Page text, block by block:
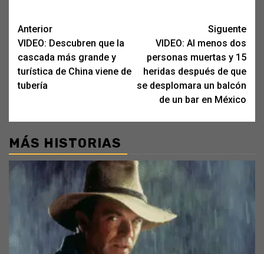
Post
navigation
Anterior
VIDEO: Descubren que la
cascada más grande y
turística de China viene de
tubería
Siguente
VIDEO: Al menos dos
personas muertas y 15
heridas después de que
se desplomara un balcón
de un bar en México
MÁS HISTORIAS